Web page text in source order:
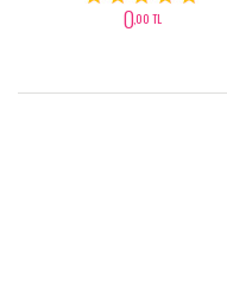
0,00 TL